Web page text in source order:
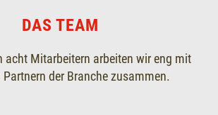
DAS TEAM
acht Mitarbeitern arbeiten wir eng mit
der Branche zusammen.